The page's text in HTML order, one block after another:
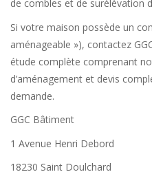
de combles et de surélévation
Si votre maison possède un
aménageable »), contactez
étude complète comprenant
d’aménagement et devis
demande.
GGC Bâtiment
1 Avenue Henri Debord
18230 Saint Doulchard